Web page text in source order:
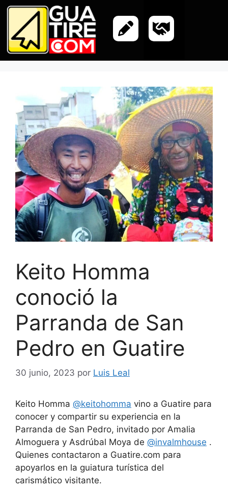
Keito Homma
conoció la
Parranda de San
Pedro en Guatire
30 junio, 2023 por Luis Leal
Keito Homma @keitohomma vino a Guatire para
conocer y compartir su experiencia en la
Parranda de San Pedro, invitado por Amalia
Almoguera y Asdrúbal Moya de @invalmhouse .
Quienes contactaron a Guatire.com para
apoyarlos en la guiatura turística del
carismático visitante.